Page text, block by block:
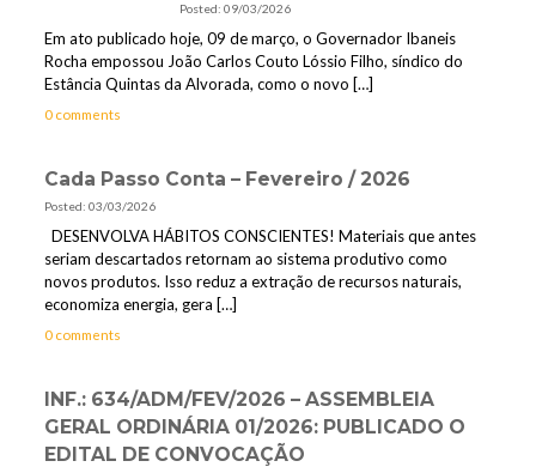
Posted: 09/03/2026
Em ato publicado hoje, 09 de março, o Governador Ibaneis
Rocha empossou João Carlos Couto Lóssio Filho, síndico do
Estância Quintas da Alvorada, como o novo […]
0 comments
Cada Passo Conta – Fevereiro / 2026
Posted: 03/03/2026
DESENVOLVA HÁBITOS CONSCIENTES! Materiais que antes
seriam descartados retornam ao sistema produtivo como
novos produtos. Isso reduz a extração de recursos naturais,
economiza energia, gera […]
0 comments
INF.: 634/ADM/FEV/2026 – ASSEMBLEIA
GERAL ORDINÁRIA 01/2026: PUBLICADO O
EDITAL DE CONVOCAÇÃO